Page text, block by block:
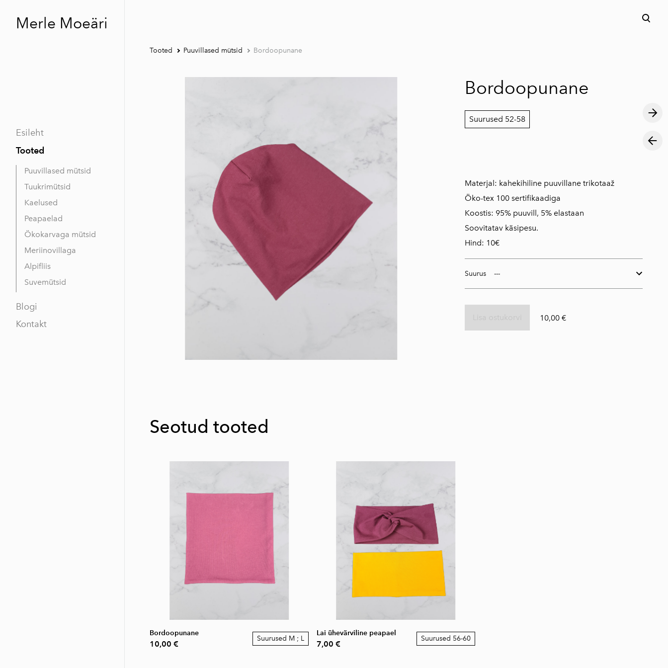
Merle Moeäri
Esileht
Tooted
Puuvillased mütsid
Tuukrimütsid
Kaelused
Peapaelad
Ökokarvaga mütsid
Meriinovillaga
Alpifliis
Suvemütsid
Blogi
Kontakt
Tooted Puuvillased mütsid Bordoopunane
Bordoopunane
Suurused 52-58
Materjal: kahekihiline puuvillane trikotaaž
Öko-tex 100 sertifikaadiga
Koostis: 95% puuvill, 5% elastaan
Soovitatav käsipesu.
Hind: 10€
Suurus
10,00 €
Seotud tooted
Bordoopunane
10,00 €
Suurused M ; L
Lai ühevärviline peapael
7,00 €
Suurused 56-60